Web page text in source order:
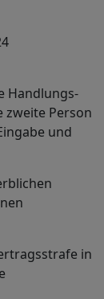
Handlungs-
zweite Person
und
in